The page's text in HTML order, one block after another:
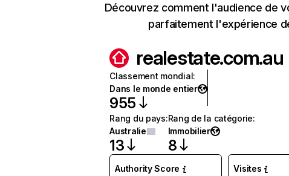
Découvrez comment l'audience de
parfaitement l'expérience
realestate.com.au
Classement mondial:
Dans le monde entier
955
Rang du pays:
Australie
13
Rang de la catégorie:
Immobilier
8
Authority Score Visites